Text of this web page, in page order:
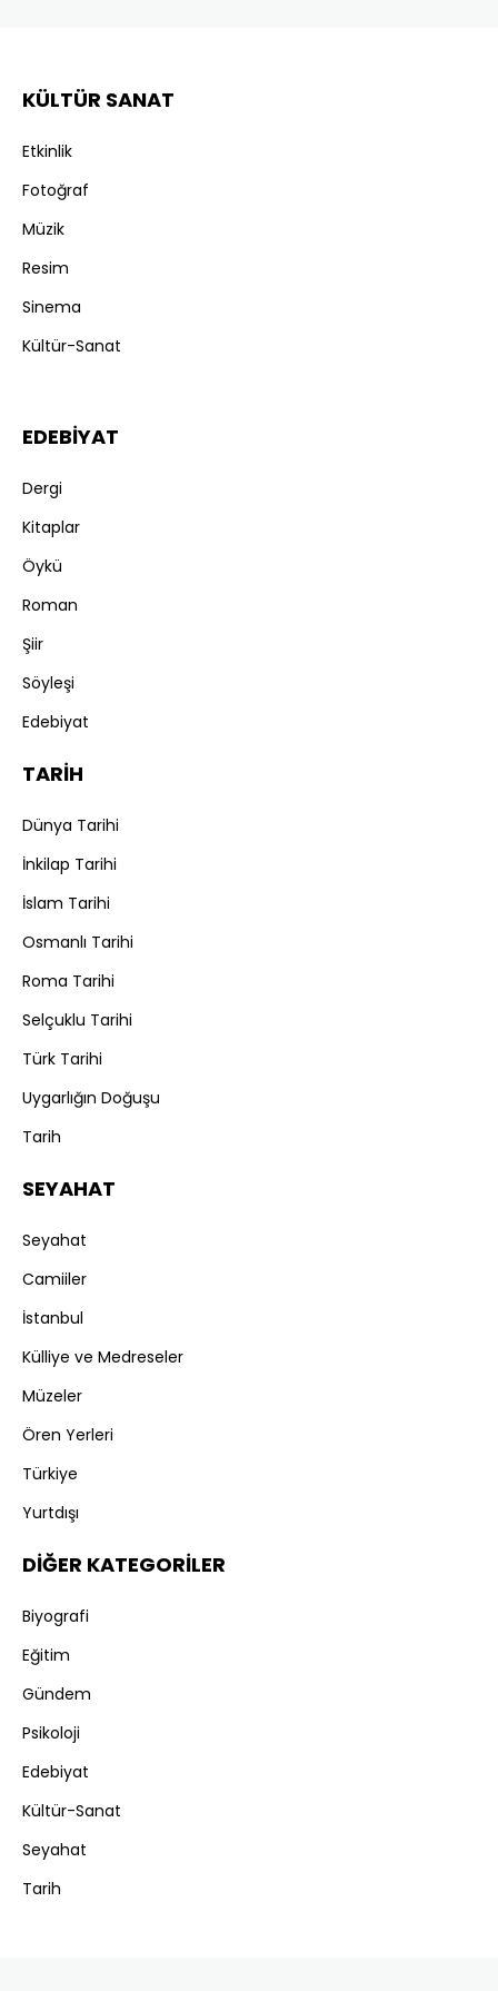
KÜLTÜR SANAT
Etkinlik
Fotoğraf
Müzik
Resim
Sinema
Kültür-Sanat
EDEBİYAT
Dergi
Kitaplar
Öykü
Roman
Şiir
Söyleşi
Edebiyat
TARİH
Dünya Tarihi
İnkilap Tarihi
İslam Tarihi
Osmanlı Tarihi
Roma Tarihi
Selçuklu Tarihi
Türk Tarihi
Uygarlığın Doğuşu
Tarih
SEYAHAT
Seyahat
Camiiler
İstanbul
Külliye ve Medreseler
Müzeler
Ören Yerleri
Türkiye
Yurtdışı
DİĞER KATEGORİLER
Biyografi
Eğitim
Gündem
Psikoloji
Edebiyat
Kültür-Sanat
Seyahat
Tarih